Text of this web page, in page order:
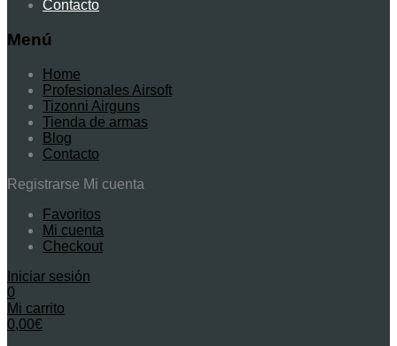
Contacto
Menú
Home
Profesionales Airsoft
Tizonni Airguns
Tienda de armas
Blog
Contacto
Registrarse Mi cuenta
Favoritos
Mi cuenta
Checkout
Iniciar sesión
0
Mi carrito
0,00€